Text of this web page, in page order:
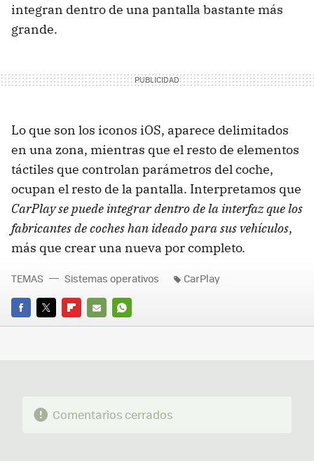
integran dentro de una pantalla bastante más
grande.
Lo que son los iconos iOS, aparece delimitados
en una zona, mientras que el resto de elementos
táctiles que controlan parámetros del coche,
ocupan el resto de la pantalla. Interpretamos que
CarPlay se puede integrar dentro de la interfaz que los
fabricantes de coches han ideado para sus vehículos,
más que crear una nueva por completo.
FACEBOOK
TWITTERFLIPBOARD
E-
WHATSAPP
TEMAS Sistemas operativos CarPlay
Comentarios cerrados